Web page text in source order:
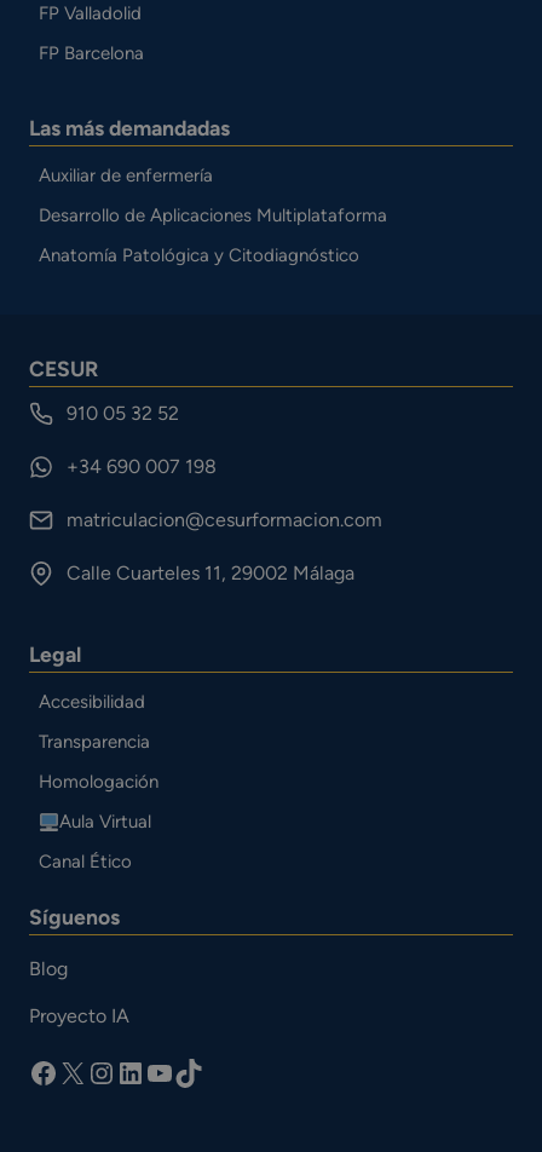
FP Valladolid
FP Barcelona
Las más demandadas
Auxiliar de enfermería
Desarrollo de Aplicaciones Multiplataforma
Anatomía Patológica y Citodiagnóstico
CESUR
910 05 32 52
+34 690 007 198
matriculacion@cesurformacion.com
Calle Cuarteles 11, 29002 Málaga
Legal
Accesibilidad
Transparencia
Homologación
Aula Virtual
Canal Ético
Síguenos
Blog
Proyecto IA
facebook
X Instagram
LinkedIn
YouTube
TikTok